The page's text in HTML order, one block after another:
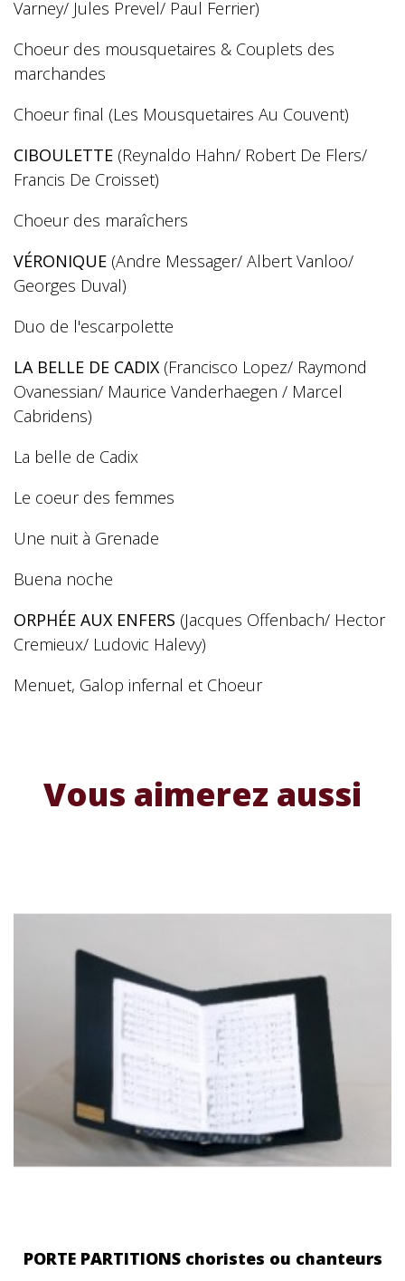
Varney/ Jules Prevel/ Paul Ferrier)
Choeur des mousquetaires & Couplets des
marchandes
Choeur final (Les Mousquetaires Au Couvent)
CIBOULETTE (Reynaldo Hahn/ Robert De Flers/
Francis De Croisset)
Choeur des maraîchers
VÉRONIQUE (Andre Messager/ Albert Vanloo/
Georges Duval)
Duo de l'escarpolette
LA BELLE DE CADIX (Francisco Lopez/ Raymond
Ovanessian/ Maurice Vanderhaegen / Marcel
Cabridens)
La belle de Cadix
Le coeur des femmes
Une nuit à Grenade
Buena noche
ORPHÉE AUX ENFERS (Jacques Offenbach/ Hector
Cremieux/ Ludovic Halevy)
Menuet, Galop infernal et Choeur
Vous aimerez aussi
PORTE PARTITIONS choristes ou chanteurs